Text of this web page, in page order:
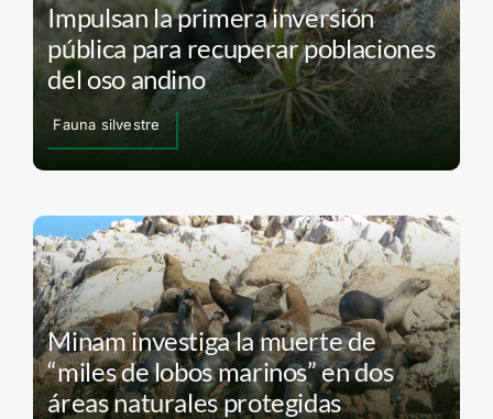
Impulsan la primera inversión
pública para recuperar poblaciones
del oso andino
Fauna silvestre
Minam investiga la muerte de
“miles de lobos marinos” en dos
áreas naturales protegidas